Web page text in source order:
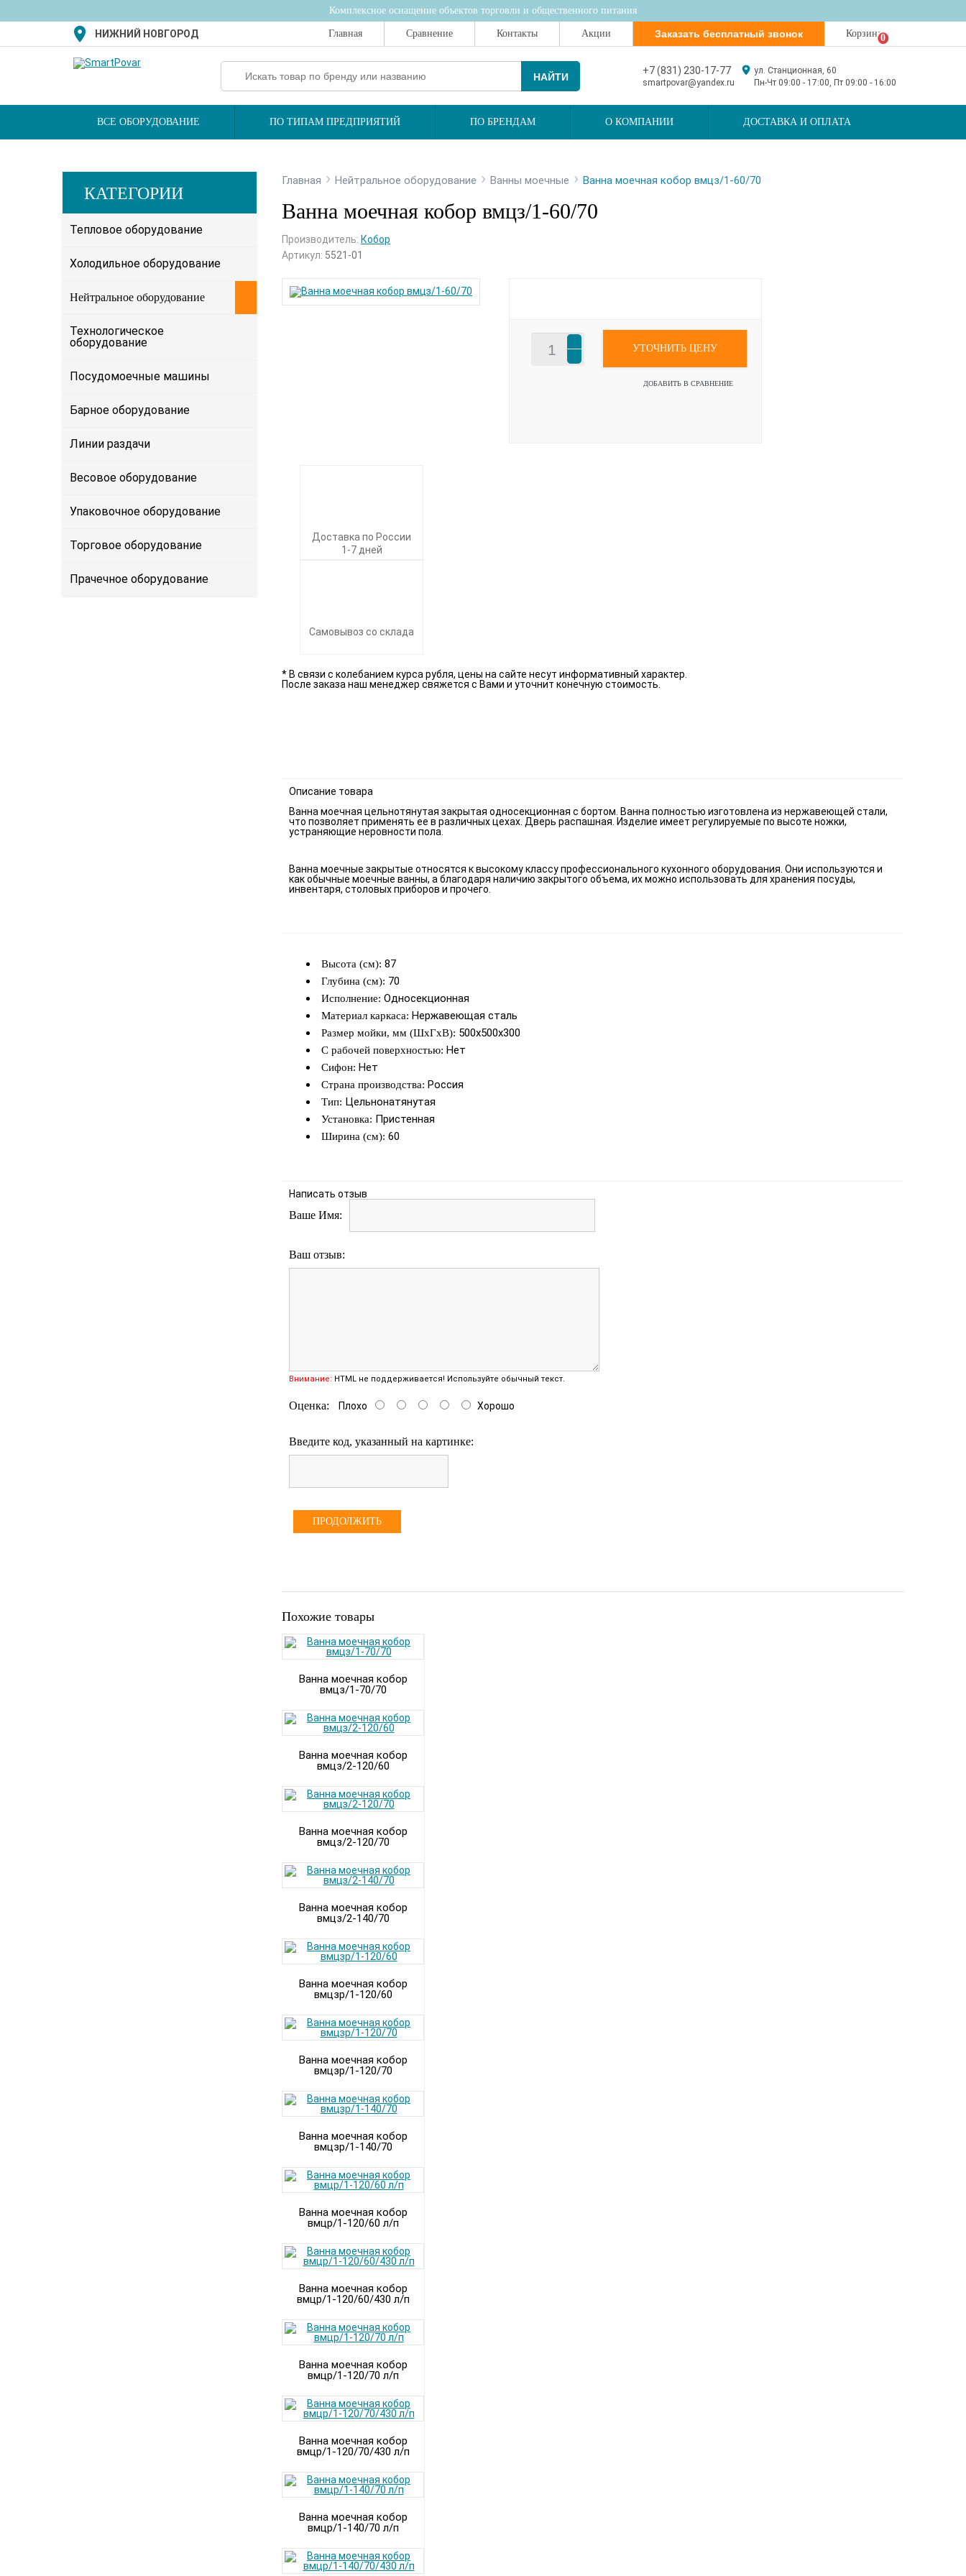
Комплексное оснащение объектов торговли и общественного питания
Главная Сравнение Контакты Акции Заказать бесплатный звонок Корзина0
НИЖНИЙ НОВГОРОД
НАЙТИ
+7 (831) 230-17-77
ул. Станционная, 60
smartpovar@yandex.ru
Пн-Чт 09:00 - 17:00, Пт 09:00 - 16:00
ВСЕ ОБОРУДОВАНИЕ ПО ТИПАМ ПРЕДПРИЯТИЙ ПО БРЕНДАМ О КОМПАНИИ ДОСТАВКА И ОПЛАТА
КАТЕГОРИИ
Тепловое оборудование
Холодильное оборудование
Нейтральное оборудование
Технологическое
оборудование
Посудомоечные машины
Барное оборудование
Линии раздачи
Весовое оборудование
Упаковочное оборудование
Торговое оборудование
Прачечное оборудование
Главная › Нейтральное оборудование › Ванны моечные › Ванна моечная кобор вмцз/1-60/70
Ванна моечная кобор вмцз/1-60/70
Производитель: Кобор
Артикул: 5521-01
УТОЧНИТЬ ЦЕНУ
ДОБАВИТЬ В СРАВНЕНИЕ
Доставка по России
1-7 дней
Самовывоз со склада
* В связи с колебанием курса рубля, цены на сайте несут информативный характер.
После заказа наш менеджер свяжется с Вами и уточнит конечную стоимость.
Описание товара
Ванна моечная цельнотянутая закрытая односекционная с бортом. Ванна полностью изготовлена из нержавеющей стали,
что позволяет применять ее в различных цехах. Дверь распашная. Изделие имеет регулируемые по высоте ножки,
устраняющие неровности пола.
Ванна моечные закрытые относятся к высокому классу профессионального кухонного оборудования. Они используются и
как обычные моечные ванны, а благодаря наличию закрытого объема, их можно использовать для хранения посуды,
инвентаря, столовых приборов и прочего.
Высота (см): 87
Глубина (см): 70
Исполнение: Односекционная
Материал каркаса: Нержавеющая сталь
Размер мойки, мм (ШхГхВ): 500х500х300
С рабочей поверхностью: Нет
Сифон: Нет
Страна производства: Россия
Тип: Цельнонатянутая
Установка: Пристенная
Ширина (см): 60
Написать отзыв
Ваше Имя:
Ваш отзыв:
Внимание: HTML не поддерживается! Используйте обычный текст.
Оценка: Плохо Хорошо
Введите код, указанный на картинке:
ПРОДОЛЖИТЬ
Похожие товары
Ванна моечная кобор
вмцз/1-70/70
Ванна моечная кобор
вмцз/2-120/60
Ванна моечная кобор
вмцз/2-120/70
Ванна моечная кобор
вмцз/2-140/70
Ванна моечная кобор
вмцзр/1-120/60
Ванна моечная кобор
вмцзр/1-120/70
Ванна моечная кобор
вмцзр/1-140/70
Ванна моечная кобор
вмцр/1-120/60 л/п
Ванна моечная кобор
вмцр/1-120/60/430 л/п
Ванна моечная кобор
вмцр/1-120/70 л/п
Ванна моечная кобор
вмцр/1-120/70/430 л/п
Ванна моечная кобор
вмцр/1-140/70 л/п